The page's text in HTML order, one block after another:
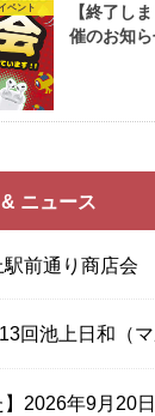
ベント
【終了し
催のお知
ニュース
前通り商店会
回池上日和（
】2026年9月20